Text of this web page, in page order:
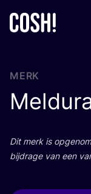
MERK
Dit merk is
bij­dra­ge van een